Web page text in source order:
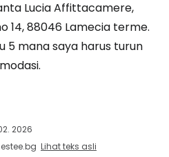
Lucia Affittacamere,
14, 88046 Lamecia terme.
5 mana saya harus turun
2026
Lihat teks asli